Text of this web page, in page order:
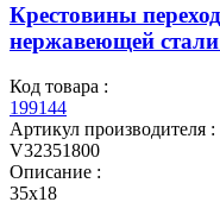
Крестовины
нержавеющей стали
Код товара :
199144
Артикул производителя :
V32351800
Описание :
35х18